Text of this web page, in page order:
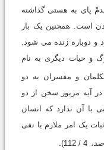
پاى به هستى گذاشته
است. همچنین یک بار
دوباره زنده مى شود.
و حیات دیگرى به نام
و مفسران به دو
آیه مزبور سخن از دو
با آن ندارد که انسان
یک امر ملازم با نفى
4 / 112).